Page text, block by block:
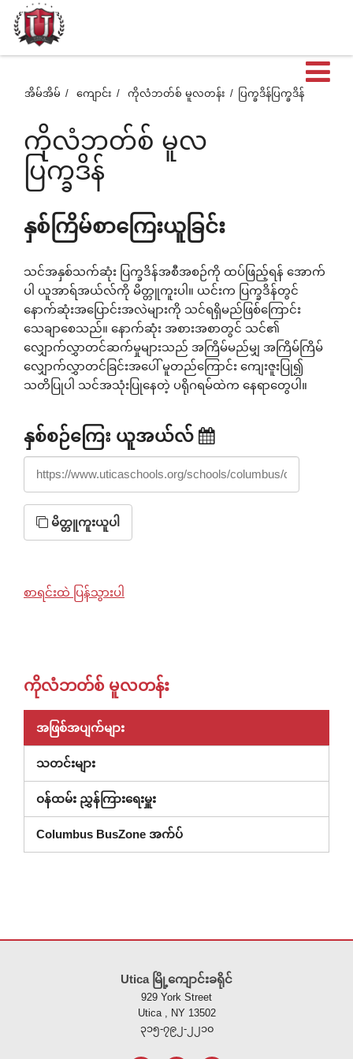
ဖွ
အိမ်အိမ် ကျောင်း ကိုလံဘတ်စ် မူလတန်း ပြက္ခဒိန်ပြက္ခဒိန်
ကိုလံဘတ်စ် မူလ
ပြက္ခဒိန်
နှစ်ကြိမ်စာကြေးယူခြင်း
သင်အနှစ်သက်ဆုံး ပြက္ခဒိန်အစီအစဉ်ကို ထပ်ဖြည့်ရန် အောက်
ပါ ယူအာရ်အယ်လ်ကို မိတ္တူကူးပါ။ ယင်းက ပြက္ခဒိန်တွင်
နောက်ဆုံးအပြောင်းအလဲများကို သင်ရရှိမည်ဖြစ်ကြောင်း
သေချာစေသည်။ နောက်ဆုံး အစားအစာတွင် သင်၏
လျှောက်လွှာတင်ဆက်မှုများသည် အကြိမ်မည်မျှ အကြိမ်ကြိမ်
လျှောက်လွှာတင်ခြင်းအပေါ် မူတည်ကြောင်း ကျေးဇူးပြု၍
သတိပြုပါ သင်အသုံးပြုနေတဲ့ ပရိုဂရမ်ထဲက နေရာတွေပါ။
နှစ်စဉ်ကြေး ယူအယ်လ်
https://www.uticaschools.org/schools/columbus/calendar/
မိတ္တူကူးယူပါ
စာရင်းထဲ ပြန်သွားပါ
ကိုလံဘတ်စ် မူလတန်း
အဖြစ်အပျက်များ
သတင်းများ
ဝန်ထမ်း ညွှန်ကြားရေးမှူး
Columbus BusZone အက်ပ်
Utica မြို့ကျောင်းခရိုင်
929 York Street
Utica , NY 13502
၃၁၅-၇၉၂-၂၂၁၀